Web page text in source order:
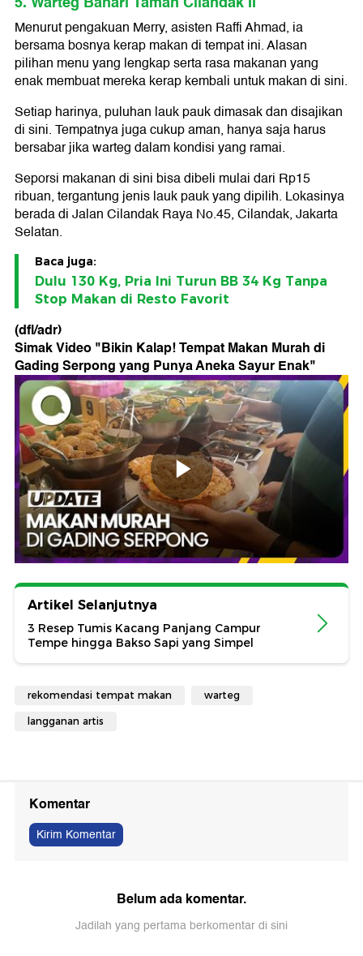
Menurut pengakuan Merry, asisten Raffi Ahmad, ia
bersama bosnya kerap makan di tempat ini. Alasan
pilihan menu yang lengkap serta rasa makanan yang
enak membuat mereka kerap kembali untuk makan di sini.
Setiap harinya, puluhan lauk pauk dimasak dan disajikan
di sini. Tempatnya juga cukup aman, hanya saja harus
bersabar jika warteg dalam kondisi yang ramai.
Seporsi makanan di sini bisa dibeli mulai dari Rp15
ribuan, tergantung jenis lauk pauk yang dipilih. Lokasinya
berada di Jalan Cilandak Raya No.45, Cilandak, Jakarta
Selatan.
Baca juga:
Dulu 130 Kg, Pria Ini Turun BB 34 Kg Tanpa
Stop Makan di Resto Favorit
(dfl/adr)
Simak Video "Bikin Kalap! Tempat Makan Murah di
Gading Serpong yang Punya Aneka Sayur Enak"
Artikel Selanjutnya
3 Resep Tumis Kacang Panjang Campur
Tempe hingga Bakso Sapi yang Simpel
rekomendasi tempat makan warteg
langganan artis
Komentar
Kirim Komentar
Belum ada komentar.
Jadilah yang pertama berkomentar di sini